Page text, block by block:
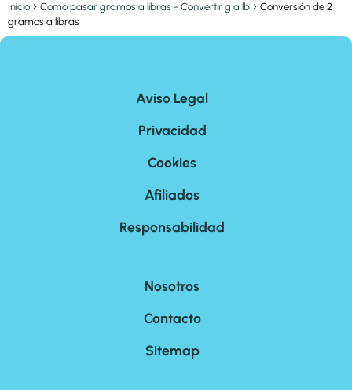
Inicio Como pasar gramos a libras - Convertir g a lb
Conversión de 2
gramos a libras
Aviso Legal
Privacidad
Cookies
Afiliados
Responsabilidad
Nosotros
Contacto
Sitemap